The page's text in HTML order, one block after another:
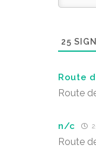
25
Route
Route
n/c
Route